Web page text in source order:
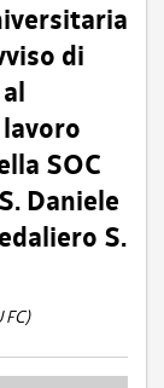
di
SOC
Daniele
S.
FC)